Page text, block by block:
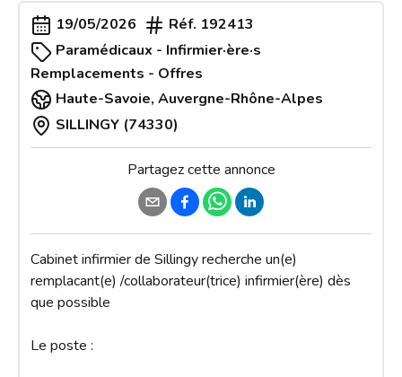
19/05/2026 Réf. 192413
Paramédicaux - Infirmier·ère·s
Remplacements - Offres
Haute-Savoie, Auvergne-Rhône-Alpes
SILLINGY (74330)
Partagez cette annonce
Cabinet infirmier de Sillingy recherche un(e)
remplacant(e) /collaborateur(trice) infirmier(ère) dès
que possible
Le poste :